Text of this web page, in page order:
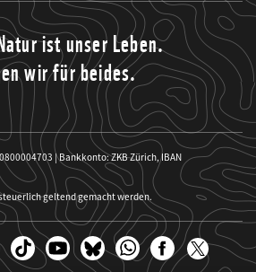
ist unser Leben.
wir für beides.
| Bankkonto: ZKB Zürich, IBAN
geltend gemacht werden.